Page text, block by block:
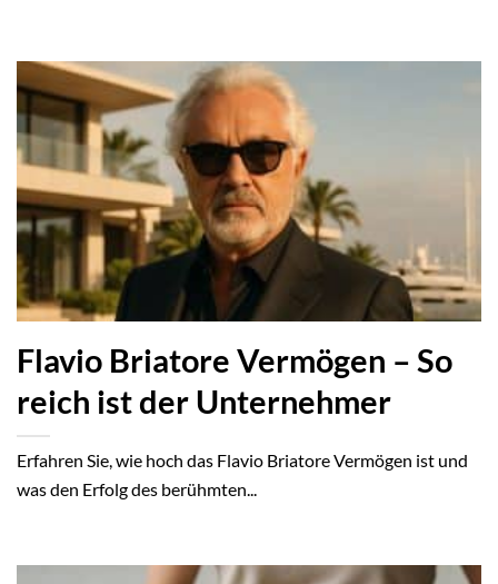
Flavio Briatore Vermögen – So
reich ist der Unternehmer
Erfahren Sie, wie hoch das Flavio Briatore Vermögen ist und
was den Erfolg des berühmten...